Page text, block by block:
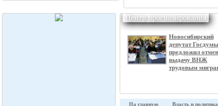
Центр прогнозирования
Новосибирский
депутат Госдумы
предложил
выдачу ВНЖ
трудовым
На главную
Власть и политика